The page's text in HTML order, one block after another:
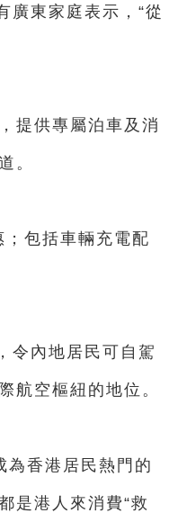
東家庭表示，“從
提供專屬泊車及消
。
包括車輛充電配
內地居民可自駕
航空樞紐的地位。
香港居民熱門的
是港人來消費“救